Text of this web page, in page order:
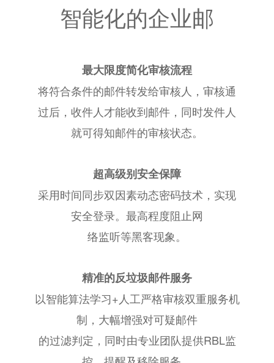
智能化的企业邮
最大限度简化审核流程
将符合条件的邮件转发给审核人，审核通
过后，收件人才能收到邮件，同时发件人
就可得知邮件的审核状态。
超高级别安全保障
采用时间同步双因素动态密码技术，实现
安全登录。最高程度阻止网
络监听等黑客现象。
精准的反垃圾邮件服务
以智能算法学习+人工严格审核双重服务机
制，大幅增强对可疑邮件
的过滤判定，同时由专业团队提供RBL监